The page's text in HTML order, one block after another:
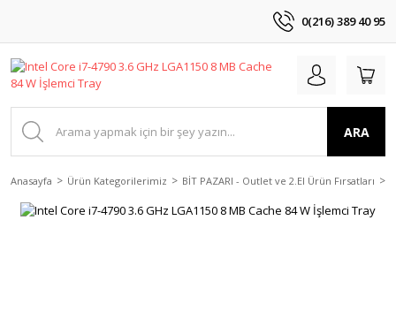
0(216) 389 40 95
ARA
Anasayfa Ürün Kategorilerimiz BİT PAZARI - Outlet ve 2.El Ürün Fırsatları